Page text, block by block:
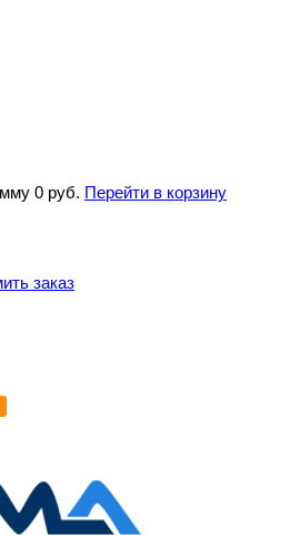
0 руб. Перейти в корзину
заказ